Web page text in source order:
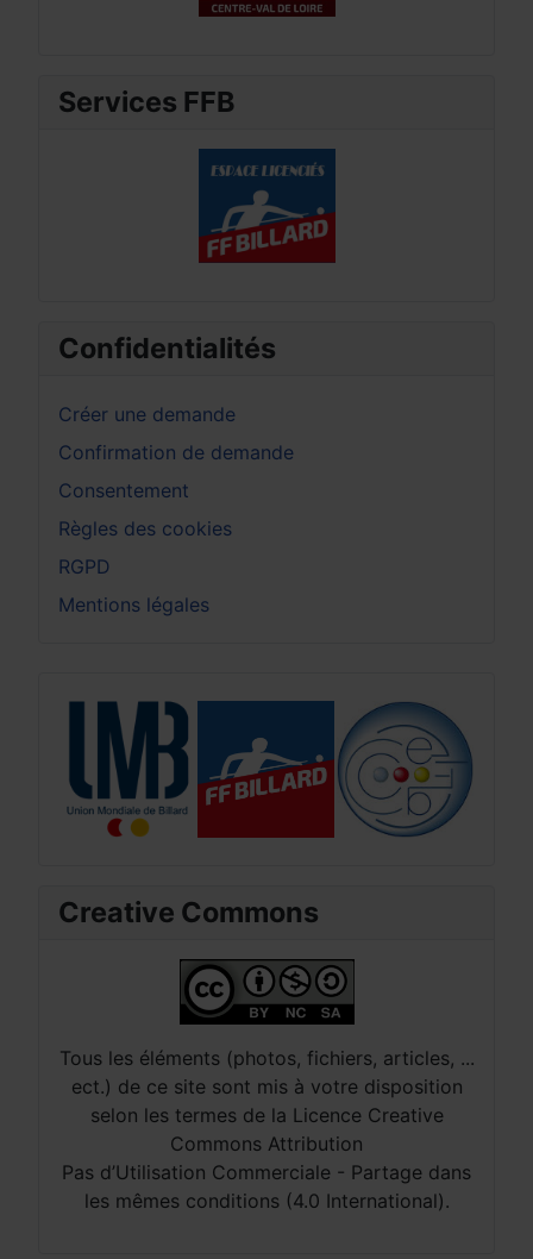
Services FFB
Confidentialités
Créer une demande
Confirmation de demande
Consentement
Règles des cookies
RGPD
Mentions légales
Creative Commons
Tous les éléments (photos, fichiers, articles, ...
ect.) de ce site sont mis à votre disposition
selon les termes de la Licence Creative
Commons Attribution
Pas d’Utilisation Commerciale - Partage dans
les mêmes conditions (4.0 International).